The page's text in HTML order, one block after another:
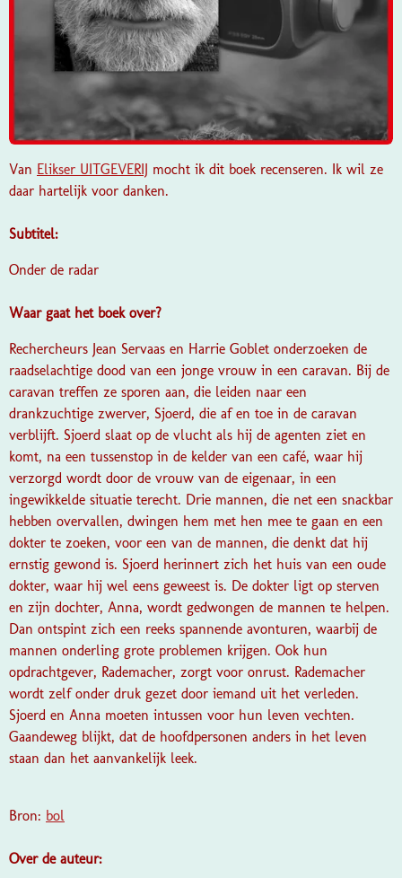
Van Elikser UITGEVERIJ mocht ik dit boek recenseren. Ik wil ze
daar hartelijk voor danken.
Subtitel:
Onder de radar
Waar gaat het boek over?
Rechercheurs Jean Servaas en Harrie Goblet onderzoeken de
raadselachtige dood van een jonge vrouw in een caravan. Bij de
caravan treffen ze sporen aan, die leiden naar een
drankzuchtige zwerver, Sjoerd, die af en toe in de caravan
verblijft. Sjoerd slaat op de vlucht als hij de agenten ziet en
komt, na een tussenstop in de kelder van een café, waar hij
verzorgd wordt door de vrouw van de eigenaar, in een
ingewikkelde situatie terecht. Drie mannen, die net een snackbar
hebben overvallen, dwingen hem met hen mee te gaan en een
dokter te zoeken, voor een van de mannen, die denkt dat hij
ernstig gewond is. Sjoerd herinnert zich het huis van een oude
dokter, waar hij wel eens geweest is. De dokter ligt op sterven
en zijn dochter, Anna, wordt gedwongen de mannen te helpen.
Dan ontspint zich een reeks spannende avonturen, waarbij de
mannen onderling grote problemen krijgen. Ook hun
opdrachtgever, Rademacher, zorgt voor onrust. Rademacher
wordt zelf onder druk gezet door iemand uit het verleden.
Sjoerd en Anna moeten intussen voor hun leven vechten.
Gaandeweg blijkt, dat de hoofdpersonen anders in het leven
staan dan het aanvankelijk leek.
Bron: bol
Over de auteur: